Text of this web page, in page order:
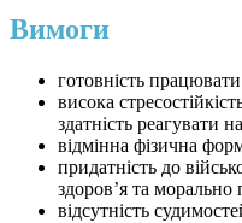
Вимоги
готовність
висока
здатність реагувати
відмінна фізична
придатність до
здоров’я та
відсутність